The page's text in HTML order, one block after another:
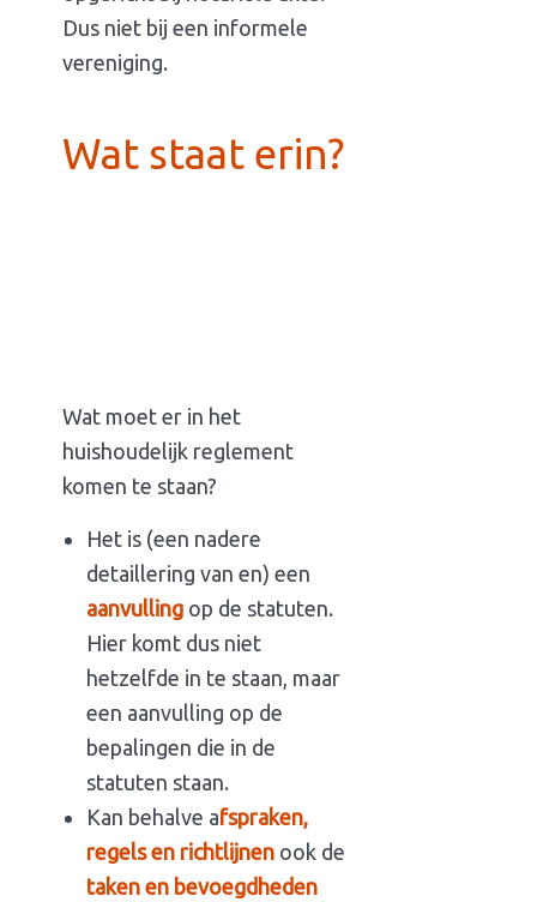
Dus niet bij een informele
vereniging.
Wat staat erin?
Wat moet er in het
huishoudelijk reglement
komen te staan?
Het is (een nadere
detaillering van en) een
aanvulling op de statuten.
Hier komt dus niet
hetzelfde in te staan, maar
een aanvulling op de
bepalingen die in de
statuten staan.
Kan behalve afspraken,
regels en richtlijnen ook de
taken en bevoegdheden